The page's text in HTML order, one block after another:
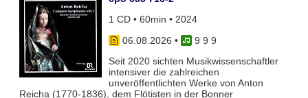
1 CD • 60min • 2024
06.08.2026 •
9 9 9
Seit 2020 sichten Musikwissenschaftler
intensiver die zahlreichen
unveröffentlichten Werke von Anton
Reicha (1770-1836), dem Flötisten in der Bonner